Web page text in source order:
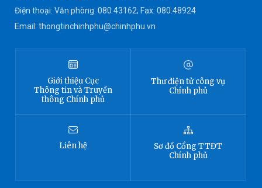
Điện thoại: Văn phòng: 080 43162; Fax: 080.48924
Email: thongtinchinhphu@chinhphu.vn
Giới thiệu Cục
Thông tinvà Truyền
thông Chính phủ
Thư điện tử công vụ
Chính phủ
Liên hệ Sơ đồ Cổng TTĐT
Chính phủ